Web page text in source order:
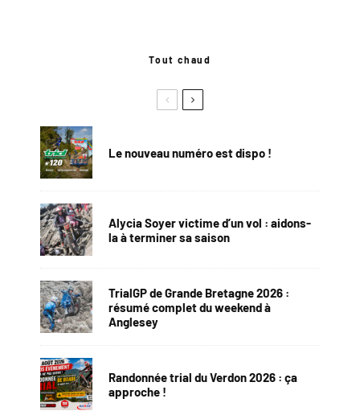
Tout chaud
Le nouveau numéro est dispo !
Alycia Soyer victime d’un vol : aidons-
la à terminer sa saison
TrialGP de Grande Bretagne 2026 :
résumé complet du weekend à
Anglesey
Randonnée trial du Verdon 2026 : ça
approche !